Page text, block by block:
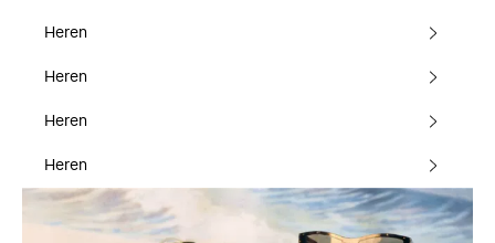
Heren
Heren
Heren
Heren